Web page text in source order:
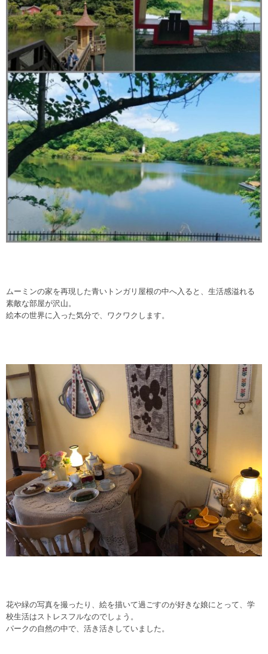
ムーミンの家を再現した青いトンガリ屋根の中へ入ると、生活感溢れる
素敵な部屋が沢山。
絵本の世界に入った気分で、ワクワクします。
花や緑の写真を撮ったり、絵を描いて過ごすのが好きな娘にとって、学
校生活はストレスフルなのでしょう。
パークの自然の中で、活き活きしていました。